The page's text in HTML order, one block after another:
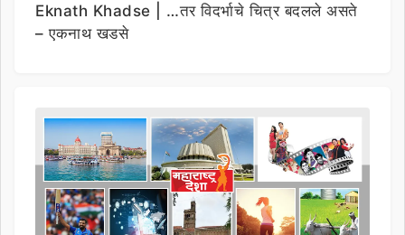
Eknath Khadse | …तर विदर्भाचे चित्र बदलले असते
– एकनाथ खडसे